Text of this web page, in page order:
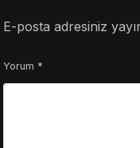
E-posta adresiniz
Yorum *